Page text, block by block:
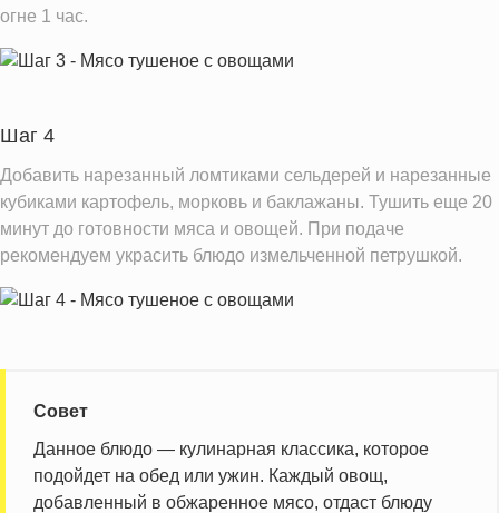
огне 1 час.
Шаг 4
Добавить нарезанный ломтиками сельдерей и нарезанные
кубиками картофель, морковь и баклажаны. Тушить еще 20
минут до готовности мяса и овощей. При подаче
рекомендуем украсить блюдо измельченной петрушкой.
Совет
Данное блюдо — кулинарная классика, которое
подойдет на обед или ужин. Каждый овощ,
добавленный в обжаренное мясо, отдаст блюду